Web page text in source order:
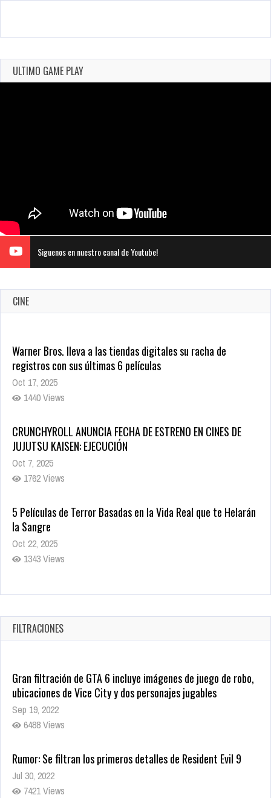
ULTIMO GAME PLAY
Siguenos en nuestro canal de Youtube!
CINE
Warner Bros. lleva a las tiendas digitales su racha de
registros con sus últimas 6 películas
Oct 17, 2025
1440 Views
CRUNCHYROLL ANUNCIA FECHA DE ESTRENO EN CINES DE
JUJUTSU KAISEN: EJECUCIÓN
Oct 7, 2025
1762 Views
5 Películas de Terror Basadas en la Vida Real que te Helarán
la Sangre
Oct 22, 2025
1343 Views
Revive el terror: El conjuro 4: Últimos ritos ya está disponible
Oct 20, 2025
1385 Views
FILTRACIONES
Gran filtración de GTA 6 incluye imágenes de juego de robo,
ubicaciones de Vice City y dos personajes jugables
Sep 19, 2022
6488 Views
Rumor: Se filtran los primeros detalles de Resident Evil 9
Jul 30, 2022
7421 Views